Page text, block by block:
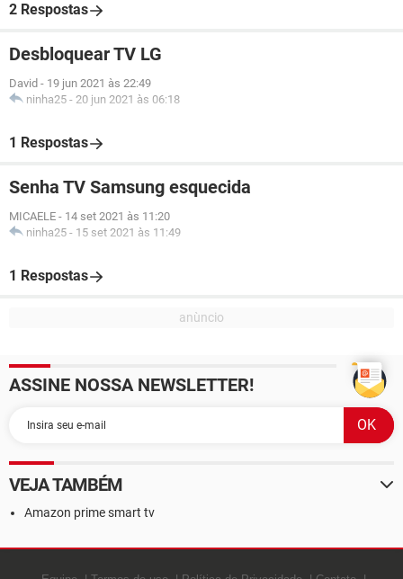
2 Respostas
Desbloquear TV LG
David - 19 jun 2021 às 22:49
ninha25 - 20 jun 2021 às 06:18
1 Respostas
Senha TV Samsung esquecida
MICAELE - 14 set 2021 às 11:20
ninha25 - 15 set 2021 às 11:49
1 Respostas
ASSINE NOSSA NEWSLETTER!
VEJA TAMBÉM
Amazon prime smart tv